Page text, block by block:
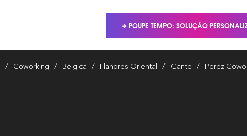
➜ POUPE TEMPO: SOLUÇÃO
Coworking Bélgica Flandres Oriental Gante Perez